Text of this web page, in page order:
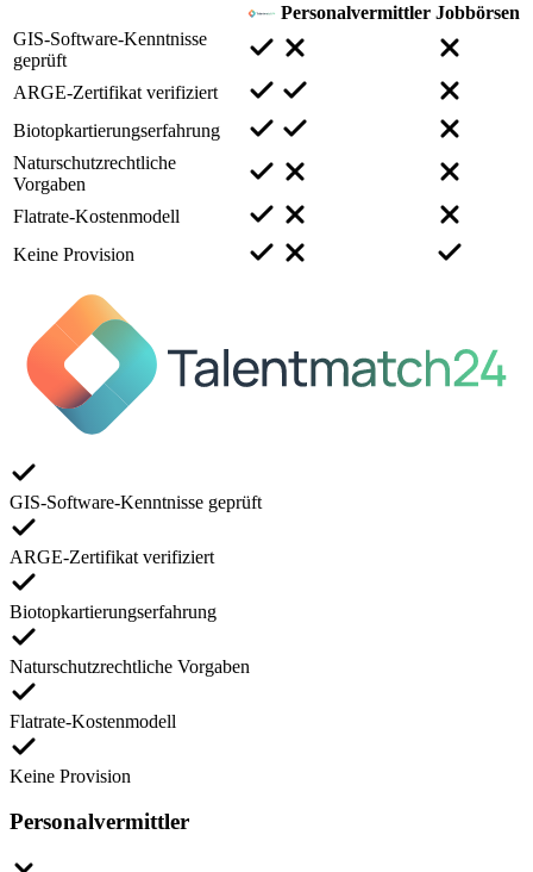
Personalvermittler Jobbörsen
GIS-Software-Kenntnisse
geprüft
ARGE-Zertifikat verifiziert
Biotopkartierungserfahrung
Naturschutzrechtliche
Vorgaben
Flatrate-Kostenmodell
Keine Provision
GIS-Software-Kenntnisse geprüft
ARGE-Zertifikat verifiziert
Biotopkartierungserfahrung
Naturschutzrechtliche Vorgaben
Flatrate-Kostenmodell
Keine Provision
Personalvermittler